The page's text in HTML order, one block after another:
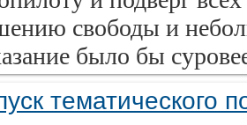
свободы и
было бы
тематического